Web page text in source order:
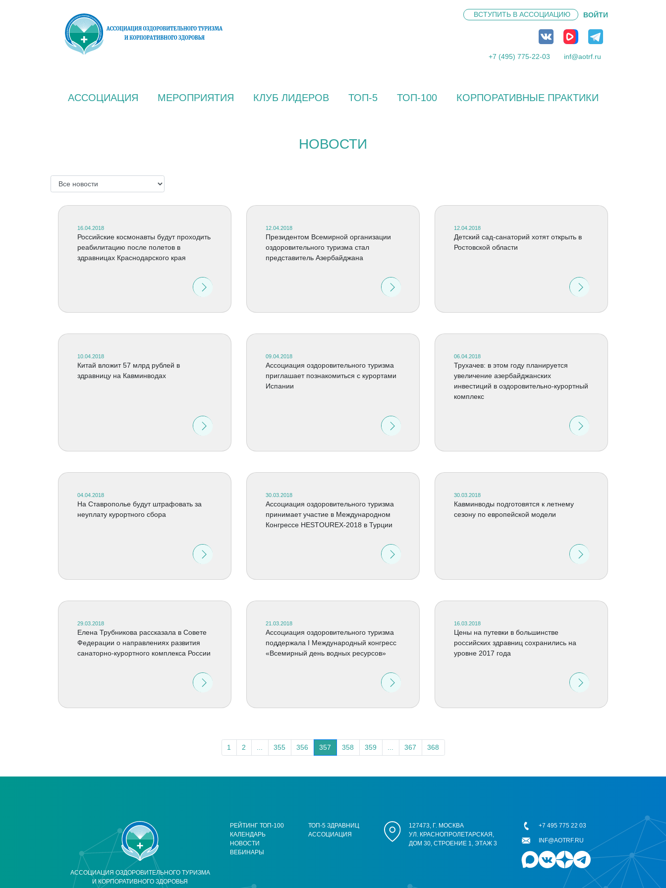
ВСТУПИТЬ В АССОЦИАЦИЮ ВОЙТИ
+7 (495) 775-22-03 inf@aotrf.ru
АССОЦИАЦИЯ МЕРОПРИЯТИЯ КЛУБ ЛИДЕРОВ ТОП-5 ТОП-100 КОРПОРАТИВНЫЕ ПРАКТИКИ
НОВОСТИ
16.04.2018
Российские космонавты будут проходить
реабилитацию после полетов в
здравницах Краснодарского края
12.04.2018
Президентом Всемирной организации
оздоровительного туризма стал
представитель Азербайджана
12.04.2018
Детский сад-санаторий хотят открыть в
Ростовской области
10.04.2018
Китай вложит 57 млрд рублей в
здравницу на Кавминводах
09.04.2018
Ассоциация оздоровительного туризма
приглашает познакомиться с курортами
Испании
06.04.2018
Трухачев: в этом году планируется
увеличение азербайджанских
инвестиций в оздоровительно-курортный
комплекс
04.04.2018
На Ставрополье будут штрафовать за
неуплату курортного сбора
30.03.2018
Ассоциация оздоровительного туризма
принимает участие в Международном
Конгрессе HESTOUREX-2018 в Турции
30.03.2018
Кавминводы подготовятся к летнему
сезону по европейской модели
29.03.2018
Елена Трубникова рассказала в Совете
Федерации о направлениях развития
санаторно-курортного комплекса России
21.03.2018
Ассоциация оздоровительного туризма
поддержала I Международный конгресс
«Всемирный день водных ресурсов»
16.03.2018
Цены на путевки в большинстве
российских здравниц сохранились на
уровне 2017 года
1 2 355 356 357 358 359 367 368
АССОЦИАЦИЯ ОЗДОРОВИТЕЛЬНОГО ТУРИЗМА
И КОРПОРАТИВНОГО ЗДОРОВЬЯ
РЕЙТИНГ ТОП-100
КАЛЕНДАРЬ
НОВОСТИ
ВЕБИНАРЫ
ТОП-5 ЗДРАВНИЦ
АССОЦИАЦИЯ
127473, Г. МОСКВА
УЛ. КРАСНОПРОЛЕТАРСКАЯ,
ДОМ 30, СТРОЕНИЕ 1, ЭТАЖ 3
+7 495 775 22 03
INF@AOTRF.RU